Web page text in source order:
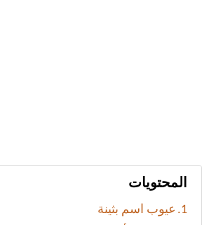
المحتويات
عيوب اسم بثينة